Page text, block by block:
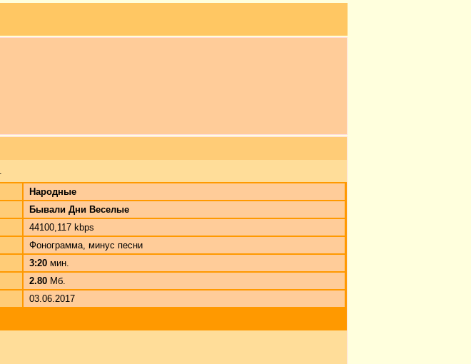
Народные
Бывали Дни Веселые
44100,117 kbps
Фонограмма, минус песни
3:20 мин.
2.80 Мб.
03.06.2017